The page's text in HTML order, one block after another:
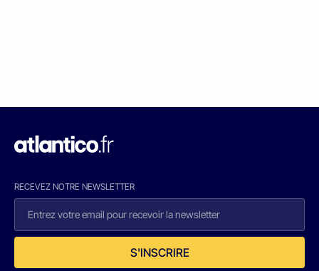
RECEVEZ NOTRE NEWSLETTER
S'INSCRIRE